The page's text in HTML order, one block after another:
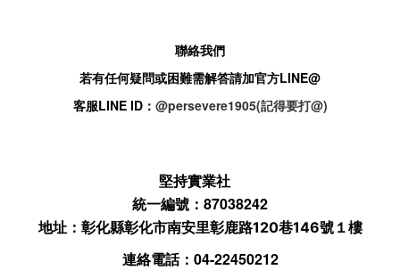
聯絡我們
若有任何疑問或困難需解答請加官方LINE@
客服LINE ID： @persevere1905(記得要打@)
堅持實業社
統一編號：87038242
地址： 彰化縣彰化市南安里彰鹿路120巷146號１樓
連絡電話：04-22450212